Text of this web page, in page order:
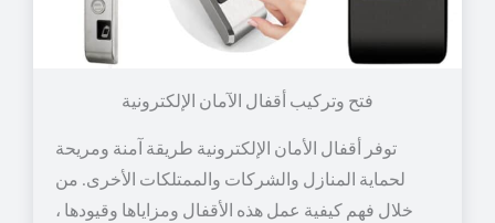
توفر أقفال الأمان الإلكترونية طريقة آمنة ومريحة
لحماية المنازل والشركات والممتلكات الأخرى. من
خلال فهم كيفية عمل هذه الأقفال ومزاياها وقيودها ،